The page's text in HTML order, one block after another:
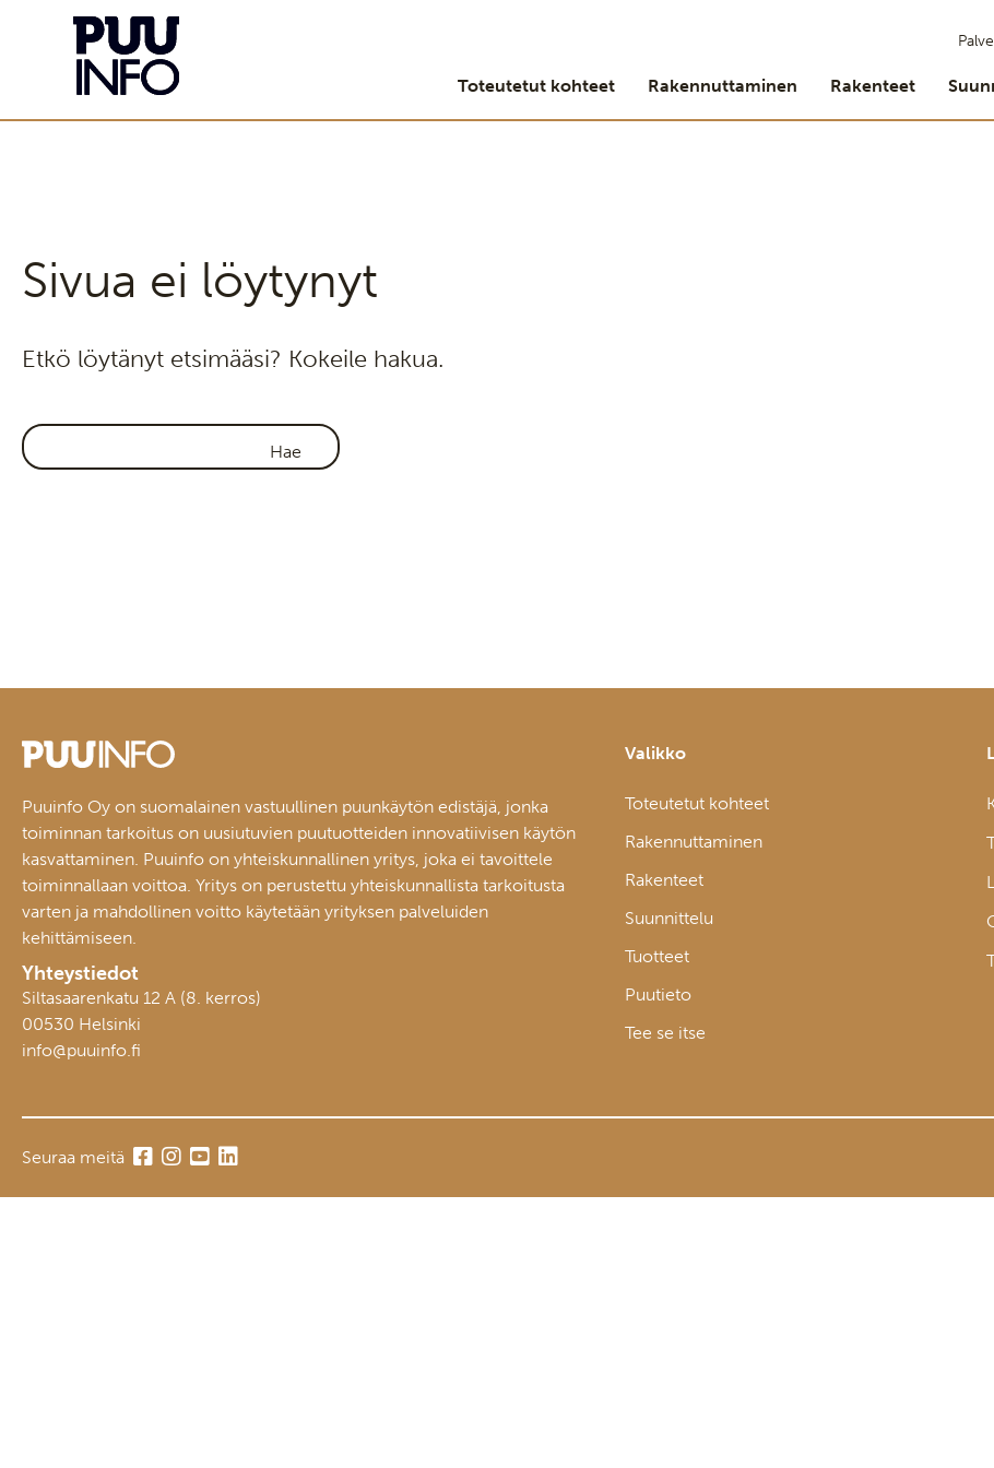
Toteutetut kohteet Rakennuttaminen Rakenteet
Sivua ei löytynyt
Etkö löytänyt etsimääsi? Kokeile hakua.
Puuinfo Oy on suomalainen vastuullinen puunkäytön edistäjä, jonka
toiminnan tarkoitus on uusiutuvien puutuotteiden innovatiivisen käytön
kasvattaminen. Puuinfo on yhteiskunnallinen yritys, joka ei tavoittele
toiminnallaan voittoa. Yritys on perustettu yhteiskunnallista tarkoitusta
varten ja mahdollinen voitto käytetään yrityksen palveluiden
kehittämiseen.
Yhteystiedot
Siltasaarenkatu 12 A (8. kerros)
00530 Helsinki
info@puuinfo.fi
Valikko
Toteutetut kohteet
Rakennuttaminen
Rakenteet
Suunnittelu
Tuotteet
Puutieto
Tee se itse
Seuraa meitä